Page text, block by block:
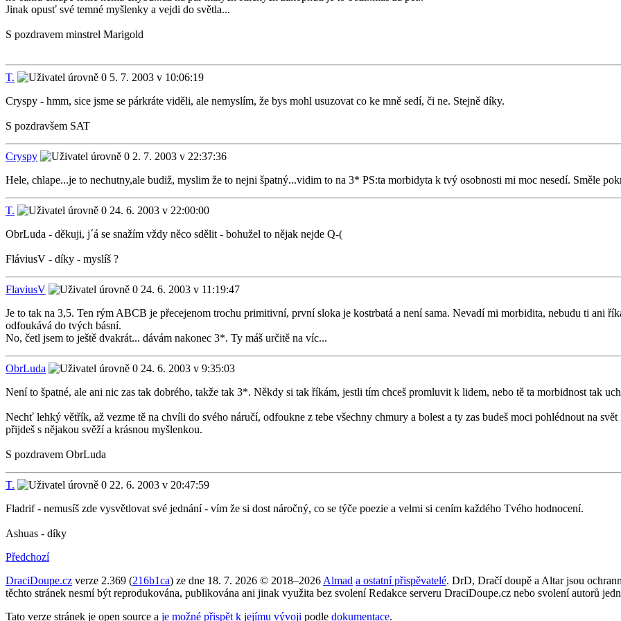
Jinak opusť své temné myšlenky a vejdi do světla...
S pozdravem minstrel Marigold
T.
5. 7. 2003 v 10:06:19
Cryspy - hmm, sice jsme se párkráte viděli, ale nemyslím, že bys mohl usuzovat co ke mně sedí, či ne. Stejně díky.
S pozdravšem SAT
Cryspy
2. 7. 2003 v 22:37:36
Hele, chlape...je to nechutny,ale budiž, myslim že to nejni špatný...vidim to na 3* PS:ta morbidyta k tvý osobnosti mi moc nesedí. Směle
T.
24. 6. 2003 v 22:00:00
ObrLuda - děkuji, j´á se snažím vždy něco sdělit - bohužel to nějak nejde Q-(
FláviusV - díky - myslíš ?
FlaviusV
24. 6. 2003 v 11:19:47
Je to tak na 3,5. Ten rým ABCB je přecejenom trochu primitivní, první sloka je kostrbatá a není sama. Nevadí mi morbidita, nebudu ti ani
odfoukává do tvých básní.
No, četl jsem to ještě dvakrát... dávám nakonec 3*. Ty máš určitě na víc...
ObrLuda
24. 6. 2003 v 9:35:03
Není to špatné, ale ani nic zas tak dobrého, takže tak 3*. Někdy si tak říkám, jestli tím chceš promluvit k lidem, nebo tě ta morbidnost tak
Nechť lehký větřík, až vezme tě na chvíli do svého náručí, odfoukne z tebe všechny chmury a bolest a ty zas budeš moci pohlédnout na
přijdeš s nějakou svěží a krásnou myšlenkou.
S pozdravem ObrLuda
T.
22. 6. 2003 v 20:47:59
Fladrif - nemusíš zde vysvětlovat své jednání - vím že si dost náročný, co se týče poezie a velmi si cením každého Tvého hodnocení.
Ashuas - díky
Předchozí
DraciDoupe.cz verze 2.369 (216b1ca) ze dne 18. 7. 2026 © 2018–2026 Almad a ostatní přispěvatelé. DrD, Dračí doupě a Altar jsou
těchto stránek nesmí být reprodukována, publikována ani jinak využita bez svolení Redakce serveru DraciDoupe.cz nebo svolení autorů
Tato verze stránek je open source a je možné přispět k jejímu vývoji podle dokumentace.